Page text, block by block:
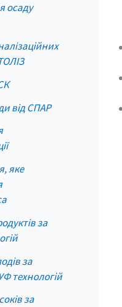
осаду
від СПАР
яке
за
за
технологій
за